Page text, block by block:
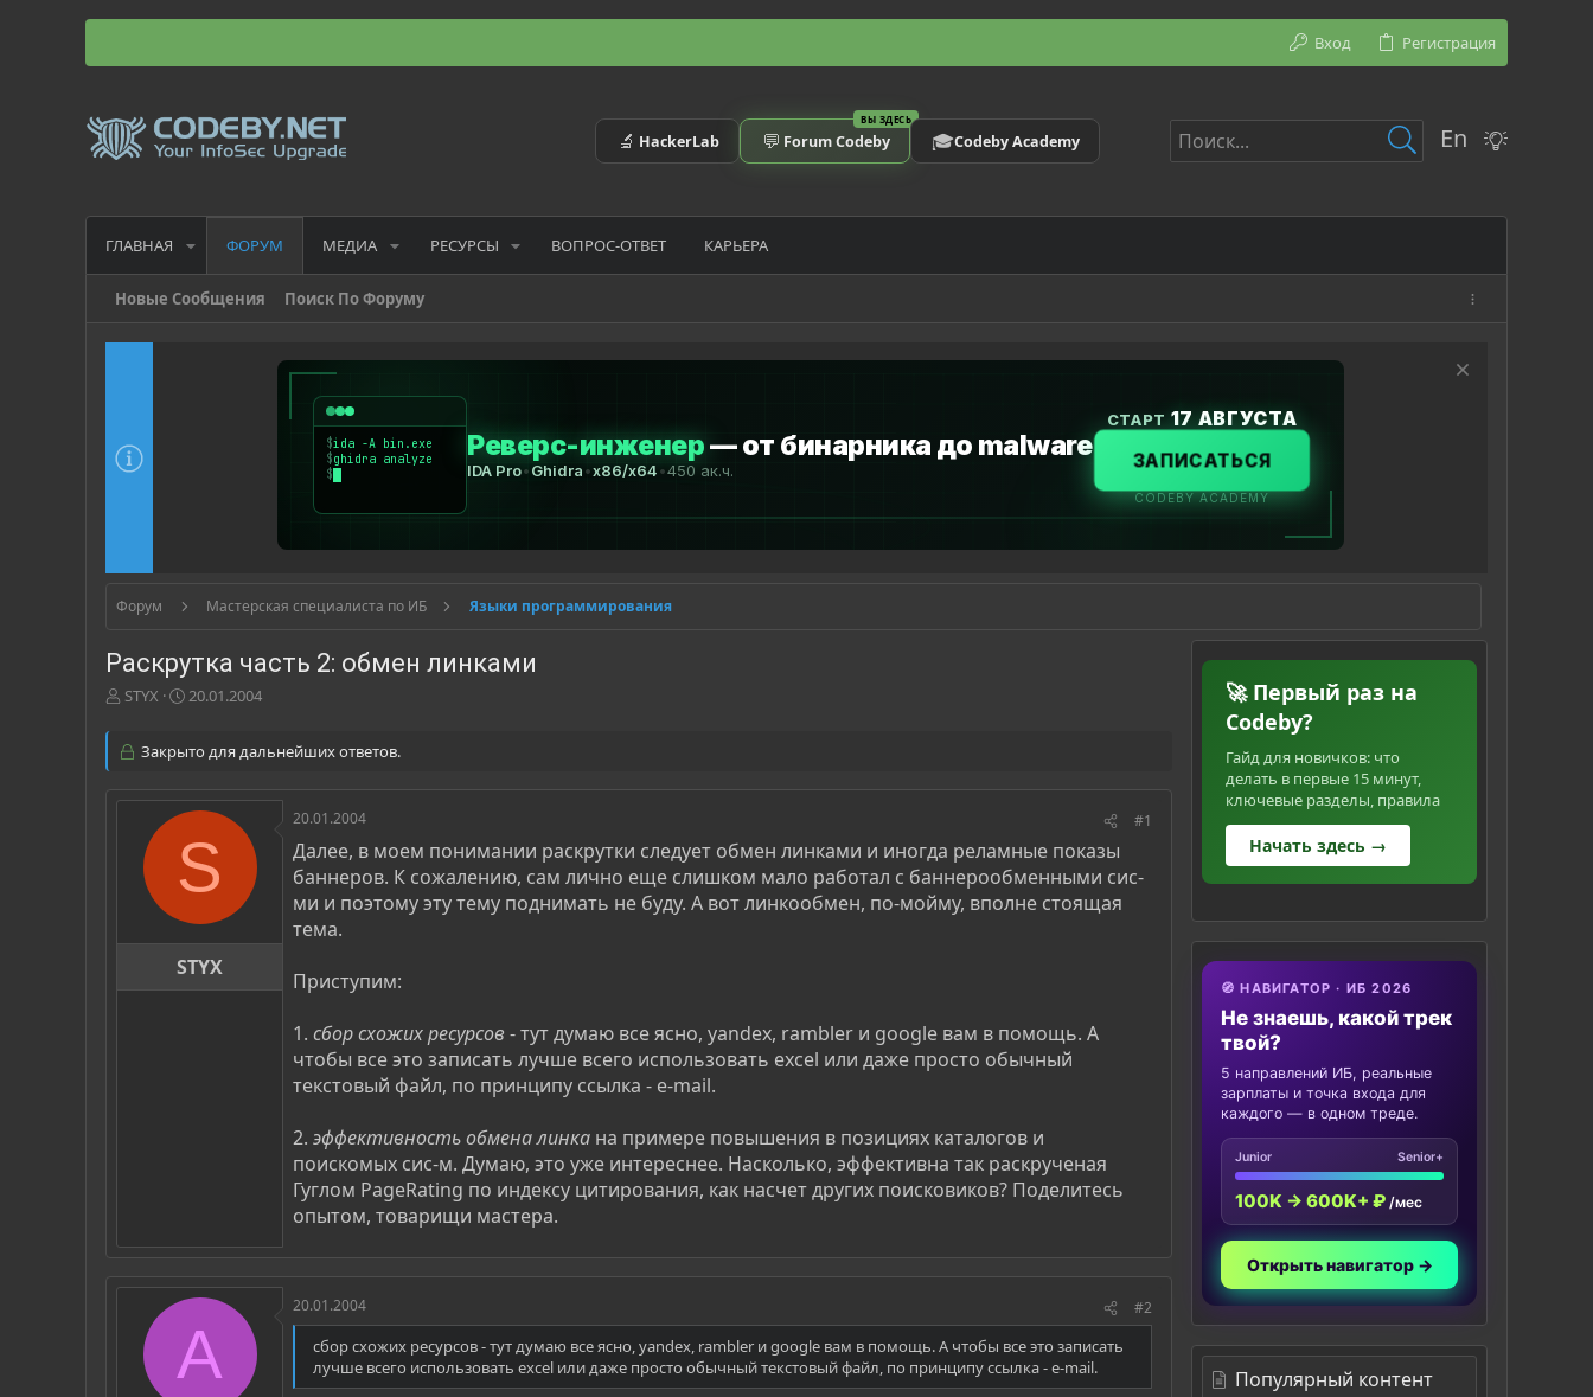
Вход Регистрация
🔬 HackerLab
ВЫ ЗДЕСЬ
💬 Forum Codeby 🎓Codeby Academy En
ГЛАВНАЯ ФОРУМ МЕДИА РЕСУРСЫ ВОПРОС-ОТВЕТ КАРЬЕРА
Новые Сообщения Поиск По Форуму
Форум Мастерская специалиста по ИБ Языки программирования
Раскрутка часть 2: обмен линками
А
о
т
STYX
Д
а
а
а
л
а
20.01.2004
Закрыто для дальнейших ответов.
S
STYX
20.01.2004 #1
Далее, в моем понимании раскрутки следует обмен линками и иногда реламные показы
баннеров. К сожалению, сам лично еще слишком мало работал с баннерообменными сис-
ми и поэтому эту тему поднимать не буду. А вот линкообмен, по-мойму, вполне стоящая
тема.
Приступим:
1. сбор схожих ресурсов - тут думаю все ясно, yandex, rambler и google вам в помощь. А
чтобы все это записать лучше всего использовать excel или даже просто обычный
текстовый файл, по принципу ссылка - e-mail.
2. эффективность обмена линка на примере повышения в позициях каталогов и
поискомых сис-м. Думаю, это уже интереснее. Насколько, эффективна так раскрученая
Гуглом PageRating по индексу цитирования, как насчет других поисковиков? Поделитесь
опытом, товарищи мастера.
A
20.01.2004 #2
сбор схожих ресурсов - тут думаю все ясно, yandex, rambler и google вам в помощь. А чтобы все это записать
лучше всего использовать excel или даже просто обычный текстовый файл, по принципу ссылка - e-mail.
🚀 Первый раз на
Codeby?
Гайд для новичков: что
делать в первые 15 минут,
ключевые разделы, правила
Начать здесь →
🧭 НАВИГАТОР · ИБ 2026
Не знаешь, какой трек
твой?
5 направлений ИБ, реальные
зарплаты и точка входа для
каждого — в одном треде.
Junior Senior+
100K → 600K+ ₽ /мес
Открыть навигатор →
Популярный контент